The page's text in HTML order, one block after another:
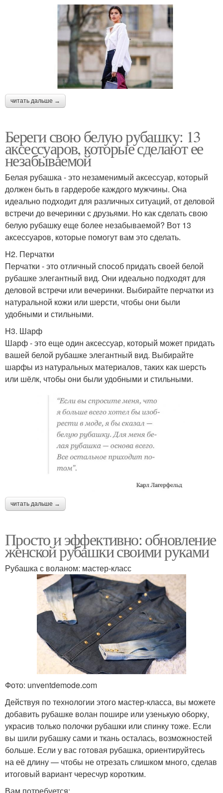
читать дальше →
Береги свою белую рубашку: 13
аксессуаров, которые сделают ее
незабываемой
Белая рубашка - это незаменимый аксессуар, который
должен быть в гардеробе каждого мужчины. Она
идеально подходит для различных ситуаций, от деловой
встречи до вечеринки с друзьями. Но как сделать свою
белую рубашку еще более незабываемой? Вот 13
аксессуаров, которые помогут вам это сделать.
H2. Перчатки
Перчатки - это отличный способ придать своей белой
рубашке элегантный вид. Они идеально подходят для
деловой встречи или вечеринки. Выбирайте перчатки из
натуральной кожи или шерсти, чтобы они были
удобными и стильными.
H3. Шарф
Шарф - это еще один аксессуар, который может придать
вашей белой рубашке элегантный вид. Выбирайте
шарфы из натуральных материалов, таких как шерсть
или шёлк, чтобы они были удобными и стильными.
читать дальше →
Просто и эффективно: обновление
женской рубашки своими руками
Рубашка с воланом: мастер-класс
Фото: unventdemode.com
Действуя по технологии этого мастер-класса, вы можете
добавить рубашке волан пошире или узенькую оборку,
украсив только полочки рубашки или спинку тоже. Если
вы шили рубашку сами и ткань осталась, возможностей
больше. Если у вас готовая рубашка, ориентируйтесь
на её длину — чтобы не отрезать слишком много, сделав
итоговый вариант чересчур коротким.